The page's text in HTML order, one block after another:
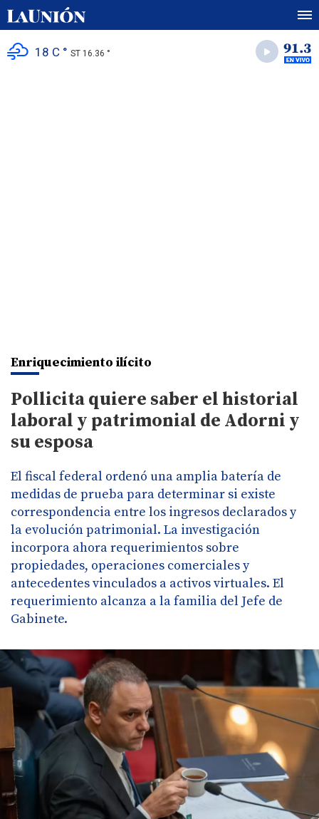
18 C ° ST 16.36 °
Enriquecimiento ilícito
Pollicita quiere saber el historial
laboral y patrimonial de Adorni y
su esposa
El fiscal federal ordenó una amplia batería de
medidas de prueba para determinar si existe
correspondencia entre los ingresos declarados y
la evolución patrimonial. La investigación
incorpora ahora requerimientos sobre
propiedades, operaciones comerciales y
antecedentes vinculados a activos virtuales. El
requerimiento alcanza a la familia del Jefe de
Gabinete.